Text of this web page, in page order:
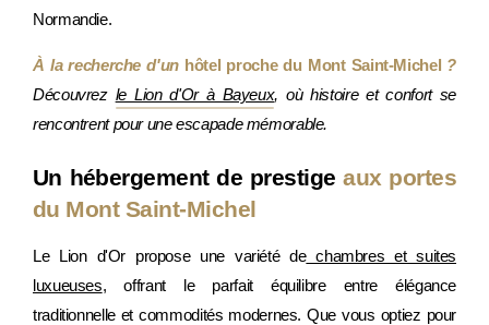
Normandie.
À la recherche d'unhôtel proche du Mont Saint-Michel ?
Découvrez le Lion d'Or à Bayeux, où histoire et confort se
rencontrent pour une escapade mémorable.
Un hébergement de prestigeaux portes
du Mont Saint-Michel
Le Lion d'Or propose une variété dechambres et suites
luxueuses, offrant le parfait équilibre entre élégance
traditionnelle et commodités modernes. Que vous optiez pour